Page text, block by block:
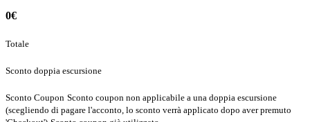
0€
Totale
Sconto doppia escursione
Sconto Coupon Sconto coupon non applicabile a una doppia escursione
(scegliendo di pagare l'acconto, lo sconto verrà applicato dopo aver premuto